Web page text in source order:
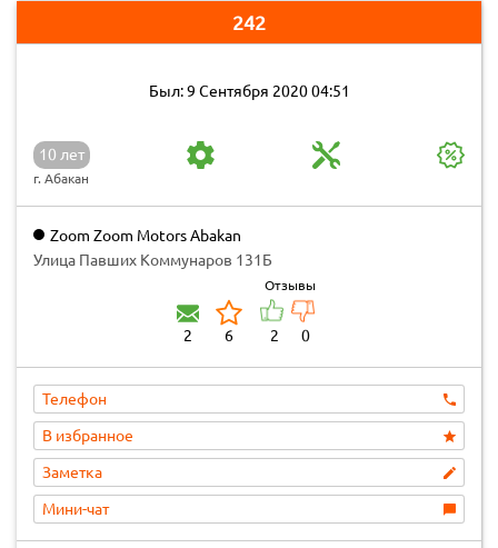
242
Был: 9 Сентября 2020 04:51
10 лет
г. Абакан
Zoom Zoom Motors Abakan
Улица Павших Коммунаров 131Б
2 6
Отзывы
2 0
Телефон
В избранное
Заметка
Мини-чат